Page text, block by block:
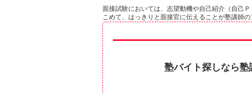
面接試験においては、志望動機や自己紹介（自己
こめて、はっきりと面接官に伝えることが塾講師
塾バイト探しなら塾